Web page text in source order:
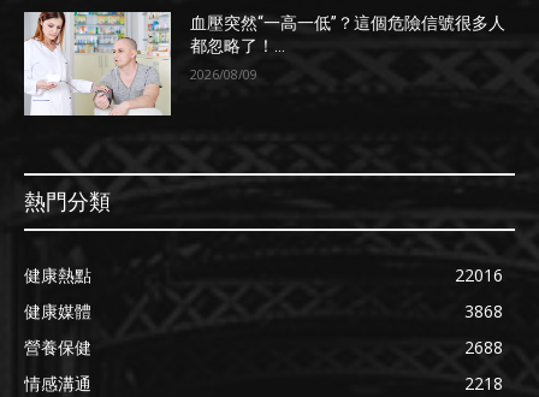
血壓突然“一高一低”？這個危險信號很多人
都忽略了！...
2026/08/09
熱門分類
健康熱點
22016
健康媒體
3868
營養保健
2688
情感溝通
2218